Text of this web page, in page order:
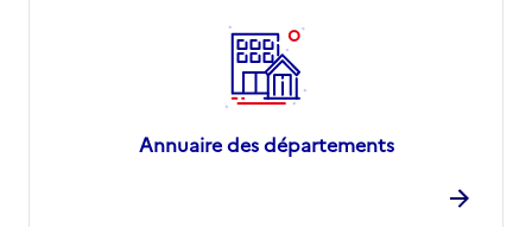
Annuaire des départements